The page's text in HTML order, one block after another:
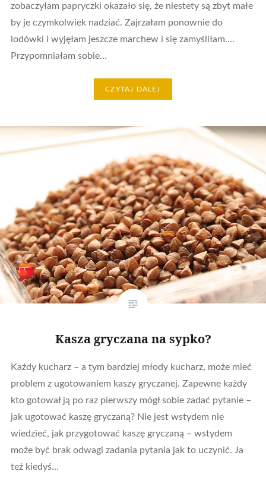
zobaczyłam papryczki okazało się, że niestety są zbyt małe
by je czymkolwiek nadziać. Zajrzałam ponownie do
lodówki i wyjęłam jeszcze marchew i się zamyśliłam….
Przypomniałam sobie…
CZYTAJ DALEJ
Kasza gryczana na sypko?
Każdy kucharz – a tym bardziej młody kucharz, może mieć
problem z ugotowaniem kaszy gryczanej. Zapewne każdy
kto gotował ją po raz pierwszy mógł sobie zadać pytanie –
jak ugotować kaszę gryczaną? Nie jest wstydem nie
wiedzieć, jak przygotować kaszę gryczaną – wstydem
może być brak odwagi zadania pytania jak to uczynić. Ja
też kiedyś…